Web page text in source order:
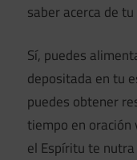
saber acerca de
Sí, puedes
depositada en tu
puedes obtener
tiempo en oración
el Espíritu te